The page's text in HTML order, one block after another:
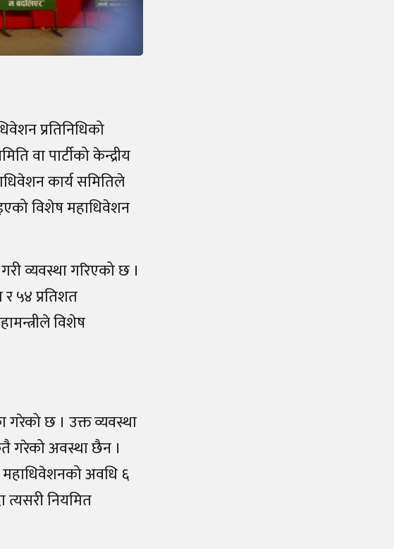
प्रतिनिधिको
वा पार्टीको केन्द्रीय
कार्य समितिले
विशेष महाधिवेशन
व्यवस्था गरिएको छ ।
५४ प्रतिशत
विशेष
गरेको छ । उक्त व्यवस्था
गरेको अवस्था छैन ।
महाधिवेशनको अवधि ६
त्यसरी नियमित